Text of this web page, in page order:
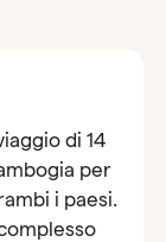
di 14
per
i paesi.